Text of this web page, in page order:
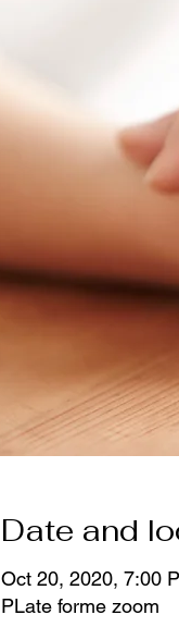
Date and
Oct 20, 2020, 7:00
PLate forme zoom